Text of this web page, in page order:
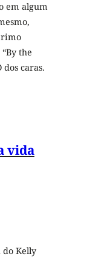
em algum
the
caras.
vida
do Kelly